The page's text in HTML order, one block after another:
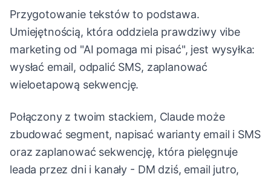
Przygotowanie tekstów to podstawa.
Umiejętnością, która oddziela prawdziwy vibe
marketing od "AI pomaga mi pisać", jest wysyłka:
wysłać email, odpalić SMS, zaplanować
wieloetapową sekwencję.
Połączony z twoim stackiem, Claude może
zbudować segment, napisać warianty email i SMS
oraz zaplanować sekwencję, która pielęgnuje
leada przez dni i kanały - DM dziś, email jutro,